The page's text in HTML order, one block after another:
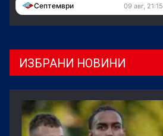
Септември 09 авг, 21:15
ИЗБРАНИ НОВИНИ